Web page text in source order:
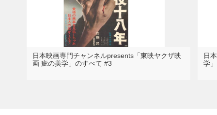
日本映画専門チャンネルpresents「東映ヤクザ映
画 疵の美学」のすべて #3
日
学